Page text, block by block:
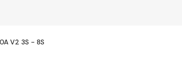
V2 3S - 8S